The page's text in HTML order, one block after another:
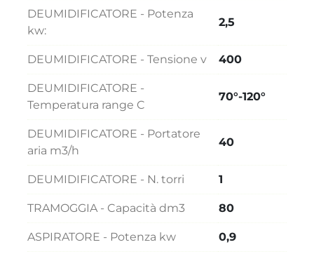
DEUMIDIFICATORE - Potenza
kw:
2,5
DEUMIDIFICATORE - Tensione v 400
DEUMIDIFICATORE -
Temperatura range C
70°-120°
DEUMIDIFICATORE - Portatore
aria m3/h
40
DEUMIDIFICATORE - N. torri 1
TRAMOGGIA - Capacità dm3 80
ASPIRATORE - Potenza kw 0,9